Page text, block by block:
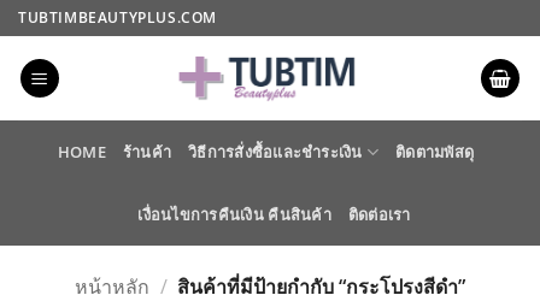
ข้าม
ไป
เนื้อหา
TUBTIMBEAUTYPLUS.COM
HOME ร้านค้า วิธีการสั่งซื้อและชำระเงิน ติดตามพัสดุ
เงื่อนไขการคืนเงิน คืนสินค้า ติดต่อเรา
หน้าหลัก / สินค้าที่มีป้ายกำกับ “กระโปรงสีดำ”